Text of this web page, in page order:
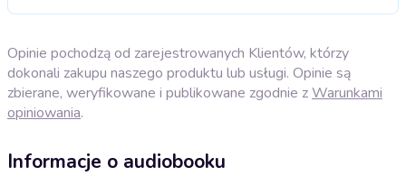
Opinie pochodzą od zarejestrowanych Klientów, którzy
dokonali zakupu naszego produktu lub usługi. Opinie są
zbierane, weryfikowane i publikowane zgodnie zWarunkami
opiniowania.
Informacje o audiobooku